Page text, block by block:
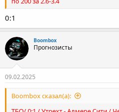
0:1
Boombox
Прогнозисты
09.02.2025
Boombox сказал(а):